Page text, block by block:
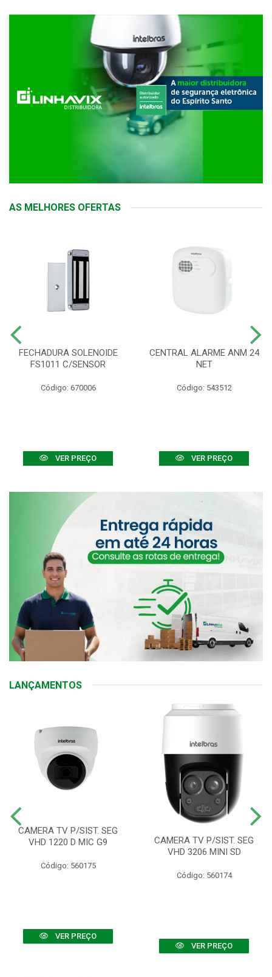
AS MELHORES OFERTAS
FECHADURA SOLENOIDE
FS1011 C/SENSOR
Código: 670006
VER PREÇO
CENTRAL ALARME ANM 24
NET
Código: 543512
VER PREÇO
LANÇAMENTOS
CAMERA TV P/SIST. SEG
VHD 1220 D MIC G9
Código: 560175
VER PREÇO
CAMERA TV P/SIST. SEG
VHD 3206 MINI SD
Código: 560174
VER PREÇO